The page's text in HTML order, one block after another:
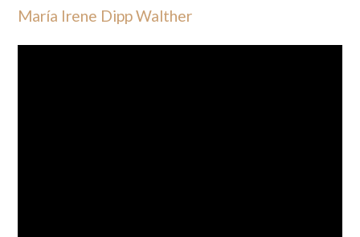
María Irene Dipp Walther